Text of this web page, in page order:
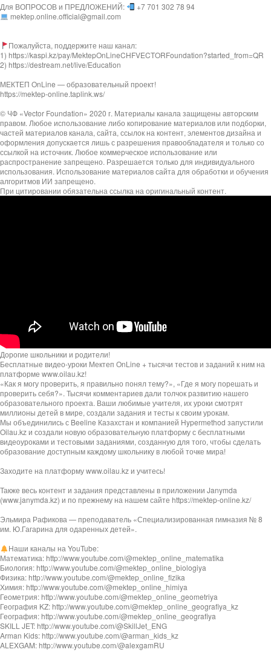
Для ВОПРОСОВ и ПРЕДЛОЖЕНИЙ:
+7 701 302 78 94
mektep.online.official@gmail.com
Пожалуйста, поддержите наш канал:
1) https://kaspi.kz/pay/MektepOnLineCHFVECTORFoundation?started_from=QR
2) https://destream.net/live/Education
МЕКТЕП OnLine — образовательный проект!
https://mektep-online.taplink.ws/
© ЧФ «Vector Foundation» 2020 г. Материалы канала защищены авторским
правом. Любое использование либо копирование материалов или подборки,
частей материалов канала, сайта, ссылок на контент, элементов дизайна и
оформления допускается лишь с разрешения правообладателя и только со
ссылкой на источник. Любое коммерческое использование или
распространение запрещено. Разрешается только для индивидуального
использования. Использование материалов сайта для обработки и обучения
алгоритмов ИИ запрещено.
При цитировании обязательна ссылка на оригинальный контент.
Дорогие школьники и родители!
Бесплатные видео-уроки Мектеп OnLine + тысячи тестов и заданий к ним на
платформе www.oilau.kz!
«Как я могу проверить, я правильно понял тему?», «Где я могу порешать и
проверить себя?». Тысячи комментариев дали толчок развитию нашего
образовательного проекта. Ваши любимые учителя, их уроки смотрят
миллионы детей в мире, создали задания и тесты к своим урокам.
Мы объединились с Beeline Казахстан и компанией Hypermethod запустили
Oilau.kz и создали новую образовательную платформу с бесплатными
видеоуроками и тестовыми заданиями, созданную для того, чтобы сделать
образование доступным каждому школьнику в любой точке мира!
Заходите на платформу www.oilau.kz и учитесь!
Также весь контент и задания представлены в приложении Janymda
(www.janymda.kz) и по прежнему на нашем сайте https://mektep-online.kz/
Эльмира Рафикова — преподаватель «Специализированная гимназия № 8
им. Ю.Гагарина для одаренных детей».
Наши каналы на YouTube:
Математика: http://www.youtube.com/@mektep_online_matematika
Биология: http://www.youtube.com/@mektep_online_biologiya
Физика: http://www.youtube.com/@mektep_online_fizika
Химия: http://www.youtube.com/@mektep_online_himiya
Геометрия: http://www.youtube.com/@mektep_online_geometriya
География KZ: http://www.youtube.com/@mektep_online_geografiya_kz
География: http://www.youtube.com/@mektep_online_geografiya
SKILL JET: http://www.youtube.com/@SkillJet_ENG
Arman Kids: http://www.youtube.com/@arman_kids_kz
ALEXGAM: http://www.youtube.com/@alexgamRU